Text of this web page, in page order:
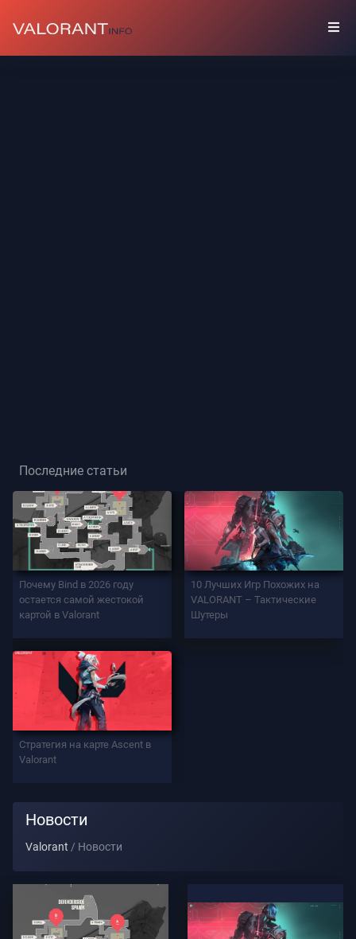
Оружие
Пропуск
ИНФО
Поддержка
СТАТЬИ
Последние статьи
Почему Bind в 2026 году
остается самой жестокой
картой в Valorant
10 Лучших Игр Похожих на
VALORANT – Тактические
Шутеры
Стратегия на карте Ascent в
Valorant
Новости
Valorant Новости